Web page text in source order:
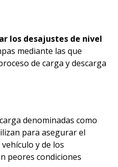
los desajustes de nivel
mediante las que
de carga y descarga
denominadas como
para asegurar el
y de los
peores condiciones